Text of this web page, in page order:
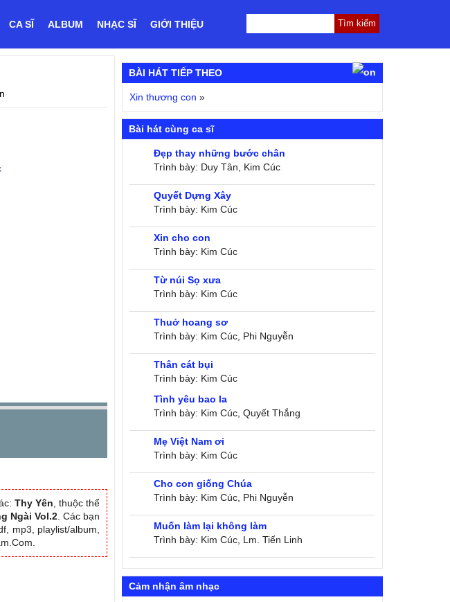
CA SĨ ALBUM NHẠC SĨ GIỚI THIỆU
Thy Yên , thuộc thể
Ngài Vol.2. Các bạn
mp3, playlist/album,
BÀI HÁT TIẾP THEO
Xin thương con »
Bài hát cùng ca sĩ
Đẹp thay những bước chân
Trình bày: Duy Tân, Kim Cúc
Quyết Dựng Xây
Trình bày: Kim Cúc
Xin cho con
Trình bày: Kim Cúc
Từ núi Sọ xưa
Trình bày: Kim Cúc
Thuở hoang sơ
Trình bày: Kim Cúc, Phi Nguyễn
Thân cát bụi
Trình bày: Kim Cúc
Tình yêu bao la
Trình bày: Kim Cúc, Quyết Thắng
Mẹ Việt Nam ơi
Trình bày: Kim Cúc
Cho con giống Chúa
Trình bày: Kim Cúc, Phi Nguyễn
Muốn làm lại không làm
Trình bày: Kim Cúc, Lm. Tiến Linh
Cảm nhận âm nhạc